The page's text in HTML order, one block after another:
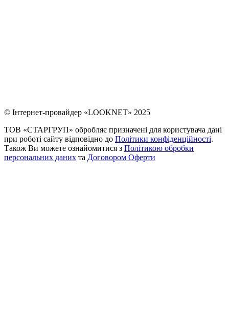
© Інтернет-провайдер «LOOKNET» 2025
ТОВ «СТАРГРУП» обробляє призначені для користувача дані
при роботі сайту відповідно до Політики конфіденційності.
Також Ви можете ознайомитися з Політикою обробки
персональних даних та Договором Оферти